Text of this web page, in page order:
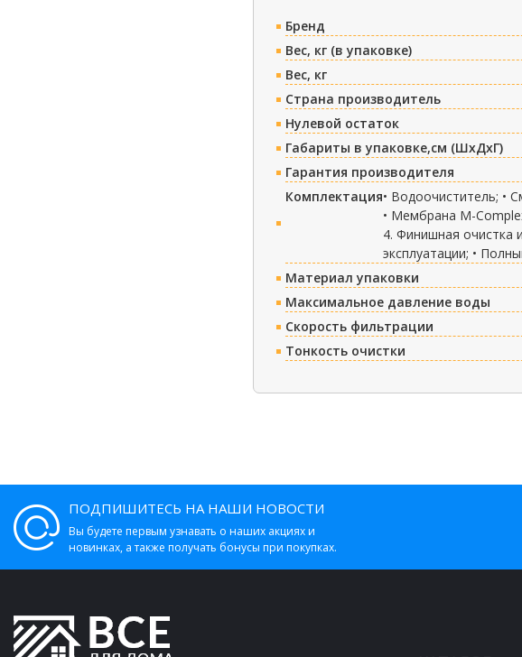
Бренд
Вес, кг (в упаковке)
Вес, кг
Страна производитель
Нулевой остаток
Габариты в упаковке,см (ШxДxГ)
Гарантия производителя
Комплектация• Водоочиститель; •
• Мембрана М-
4. Финишная очистка
эксплуатации; •
Материал упаковки
Максимальное давление воды
Скорость фильтрации
Тонкость очистки
ПОДПИШИТЕСЬ НА НАШИ НОВОСТИ
Вы будете первым узнавать о наших акциях и
новинках, а также получать бонусы при покупках.